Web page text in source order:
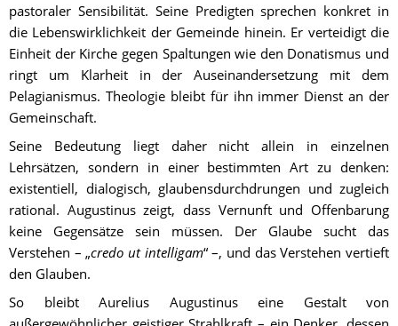
pastoraler Sensibilität. Seine Predigten sprechen konkret in
die Lebenswirklichkeit der Gemeinde hinein. Er verteidigt die
Einheit der Kirche gegen Spaltungen wie den Donatismus und
ringt um Klarheit in der Auseinandersetzung mit dem
Pelagianismus. Theologie bleibt für ihn immer Dienst an der
Gemeinschaft.
Seine Bedeutung liegt daher nicht allein in einzelnen
Lehrsätzen, sondern in einer bestimmten Art zu denken:
existentiell, dialogisch, glaubensdurchdrungen und zugleich
rational. Augustinus zeigt, dass Vernunft und Offenbarung
keine Gegensätze sein müssen. Der Glaube sucht das
Verstehen – „credo ut intelligam“ –, und das Verstehen vertieft
den Glauben.
So bleibt Aurelius Augustinus eine Gestalt von